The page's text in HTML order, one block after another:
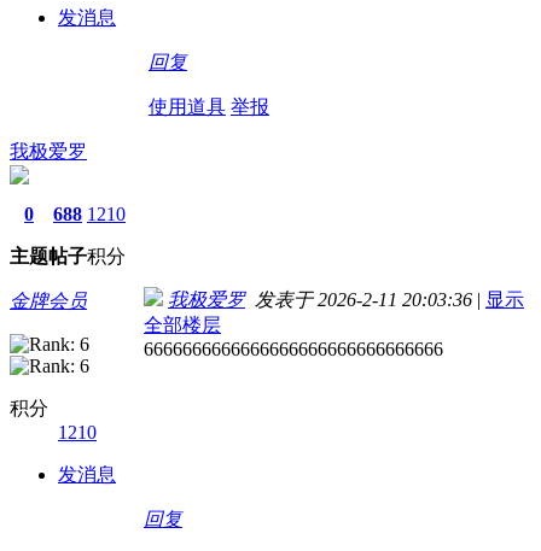
发消息
回复
使用道具 举报
我极爱罗
0
主题
688
帖子
1210
积分
金牌会员
积分
1210
发消息
我极爱罗发表于 2026-2-11 20:03:36 | 显示
全部楼层
6666666666666666666666666666666
回复